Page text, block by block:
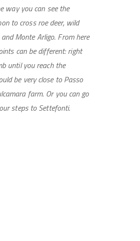
way you can see the
to cross roe deer, wild
Monte Arligo. From here
can be different: right
until you reach the
be very close to Passo
farm. Or you can go
steps to Settefonti.